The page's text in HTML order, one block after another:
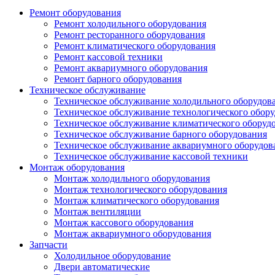
Ремонт оборудования
Ремонт холодильного оборудования
Ремонт ресторанного оборудования
Ремонт климатического оборудования
Ремонт кассовой техники
Ремонт аквариумного оборудования
Ремонт барного оборудования
Техническое обслуживание
Техническое обслуживание холодильного
Техническое обслуживание технологического
Техническое обслуживание климатического
Техническое обслуживание барного оборудования
Техническое обслуживание аквариумного
Техническое обслуживание кассовой техники
Монтаж оборудования
Монтаж холодильного оборудования
Монтаж технологического оборудования
Монтаж климатического оборудования
Монтаж вентиляции
Монтаж кассового оборудования
Монтаж аквариумного оборудования
Запчасти
Холодильное оборудование
Двери автоматические